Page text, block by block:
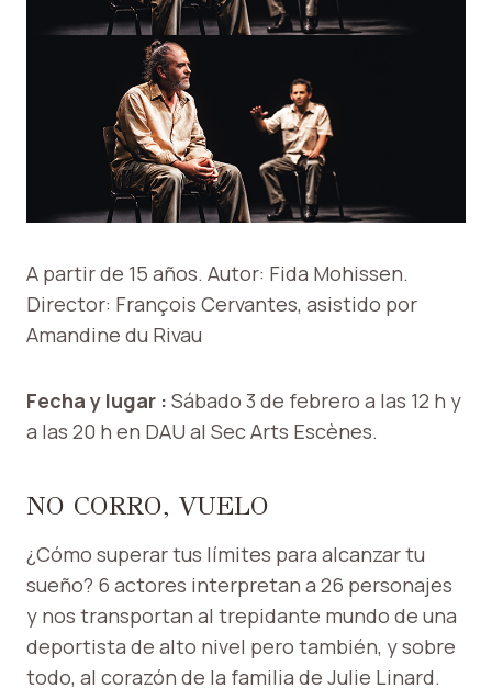
A partir de 15 años. Autor: Fida Mohissen.
Director: François Cervantes, asistido por
Amandine du Rivau
Fecha y lugar : Sábado 3 de febrero a las 12 h y
a las 20 h en DAU al Sec Arts Escènes.
NO CORRO, VUELO
¿Cómo superar tus límites para alcanzar tu
sueño? 6 actores interpretan a 26 personajes
y nos transportan al trepidante mundo de una
deportista de alto nivel pero también, y sobre
todo, al corazón de la familia de Julie Linard.